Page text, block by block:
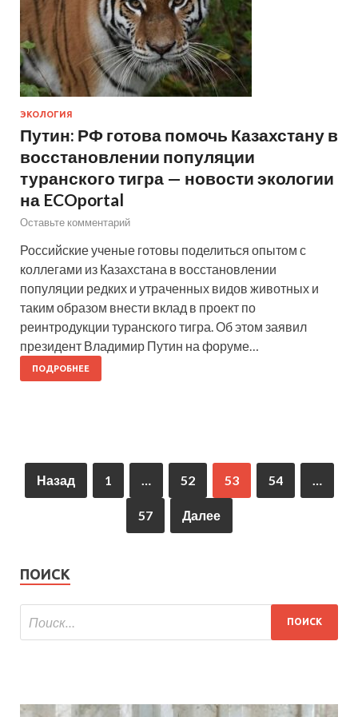
ЭКОЛОГИЯ
Путин: РФ готова помочь Казахстану в
восстановлении популяции
туранского тигра — новости экологии
на ECOportal
Оставьте комментарий
Российские ученые готовы поделиться опытом с
коллегами из Казахстана в восстановлении
популяции редких и утраченных видов животных и
таким образом внести вклад в проект по
реинтродукции туранского тигра. Об этом заявил
президент Владимир Путин на форуме…
ПОДРОБНЕЕ
Назад 1 52 53 54
57 Далее
ПОИСК